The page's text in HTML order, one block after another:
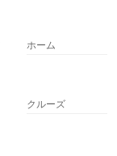
ホーム
クルーズ